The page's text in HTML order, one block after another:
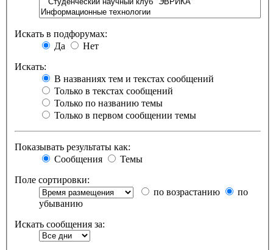
Искать в подфорумах:
Да
Нет
Искать:
В названиях тем и текстах сообщений
Только в текстах сообщений
Только по названию темы
Только в первом сообщении темы
Показывать результаты как:
Сообщения
Темы
Поле сортировки:
по возрастанию
по
убыванию
Искать сообщения за: